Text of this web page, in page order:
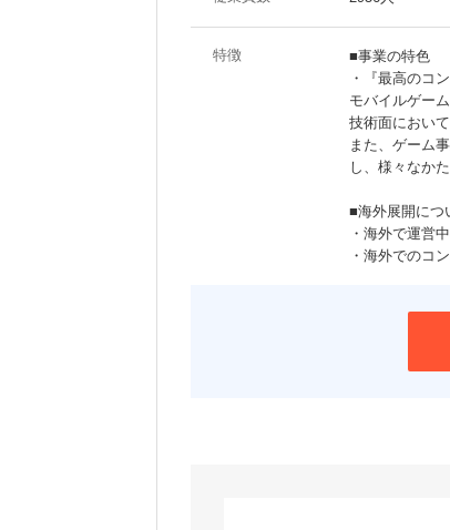
特徴
■事業の特色
・『最高のコ
モバイルゲー
技術面におい
また、ゲーム
し、様々なか
■海外展開につ
・海外で運営
・海外でのコ